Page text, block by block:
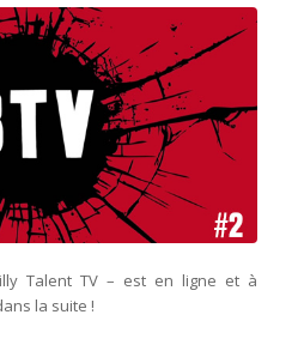
Talent TV – est en ligne et à
la suite !